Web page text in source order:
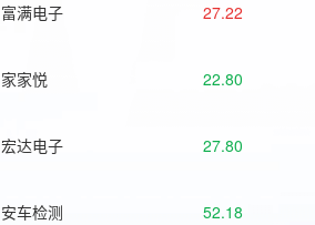
富满电子 27.22
家家悦 22.80
宏达电子 27.80
安车检测 52.18